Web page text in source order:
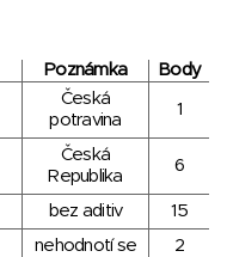
Poznámka Body
Česká
potravina
1
Česká
Republika
6
bez aditiv
15
nehodnotí se
2